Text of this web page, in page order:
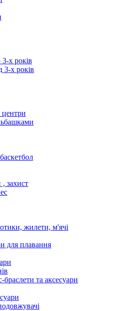
х років
3-х років
центри
захист
жилети, м'ячі
для плавання
та аксесуари